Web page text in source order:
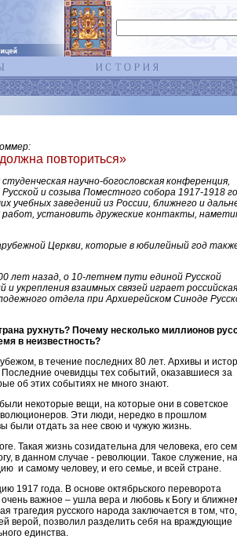
повториться»
научно-богословская конференция,
и созыва Поместного собора 1917-1918
заведений из России, ближнего и
работ, установить дружеские контакты,
Церкви, которые в юбилейный год
лет назад, о 10-летнем пути единой Русской
укрепления взаимных связей играет российская
отдела при Архиерейском Синоде
рухнуть? Почему несколько миллионов
в неизвестность?
в течение последних 80 лет. Архивы и
очевидцы тех событий, оказавшиеся за
об этих событиях не много знают.
некоторые вещи, на которые они в советское
Эти люди, нередко в прошлом
были отдать за нее свою и чужую жизнь.
Такая жизнь созидательна для человека, его
в данном случае - революции. Такое служение, на
и самому человеу, и его семье, и всей стране.
1917 года. В основе октябрьского переворота
важное – ушла вера и любовь к Богу и
трагедия русского народа заключается в том, что,
верой, позволил разделить себя на враждующие
единства.